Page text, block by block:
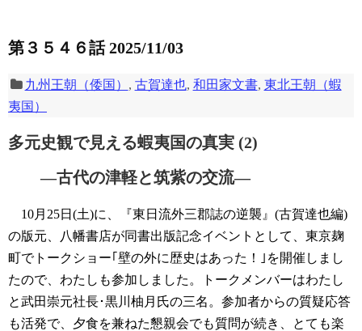
第３５４６話 2025/11/03
九州王朝（倭国） , 古賀達也, 和田家文書, 東北王朝（蝦
夷国）
多元史観で見える蝦夷国の真実 (2)
―古代の津軽と筑紫の交流―
10月25日(土)に、『東日流外三郡誌の逆襲』(古賀達也編)
の版元、八幡書店が同書出版記念イベントとして、東京麹
町でトークショー｢壁の外に歴史はあった！｣を開催しまし
たので、わたしも参加しました。トークメンバーはわたし
と武田崇元社長･黒川柚月氏の三名。参加者からの質疑応答
も活発で、夕食を兼ねた懇親会でも質問が続き、とても楽